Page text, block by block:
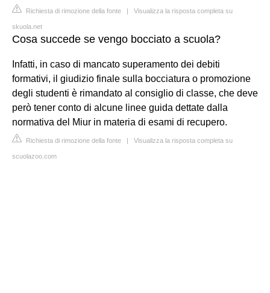
Richiesta di rimozione della fonte | Visualizza la risposta completa su
skuola.net
Cosa succede se vengo bocciato a scuola?
Infatti, in caso di mancato superamento dei debiti
formativi, il giudizio finale sulla bocciatura o promozione
degli studenti è rimandato al consiglio di classe, che deve
però tener conto di alcune linee guida dettate dalla
normativa del Miur in materia di esami di recupero.
Richiesta di rimozione della fonte | Visualizza la risposta completa su
scuolazoo.com